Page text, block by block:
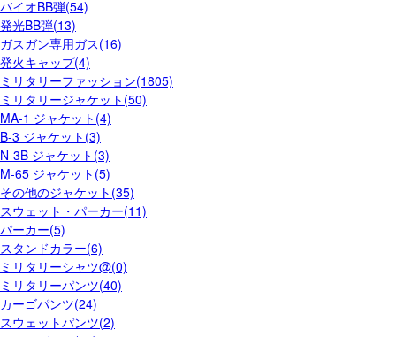
バイオBB弾(54)
発光BB弾(13)
ガスガン専用ガス(16)
発火キャップ(4)
ミリタリーファッション(1805)
ミリタリージャケット(50)
MA-1 ジャケット(4)
B-3 ジャケット(3)
N-3B ジャケット(3)
M-65 ジャケット(5)
その他のジャケット(35)
スウェット・パーカー(11)
パーカー(5)
スタンドカラー(6)
ミリタリーシャツ@(0)
ミリタリーパンツ(40)
カーゴパンツ(24)
スウェットパンツ(2)